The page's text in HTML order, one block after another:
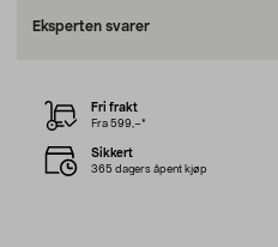
Eksperten svarer
Fri frakt
Fra 599,–*
Sikkert
365 dagers åpent kjøp